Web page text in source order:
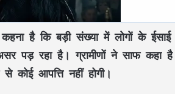
है कि बड़ी संख्या में लोगों के
पड़ रहा है। ग्रामीणों ने साफ कहा है
कोई आपत्ति नहीं होगी।